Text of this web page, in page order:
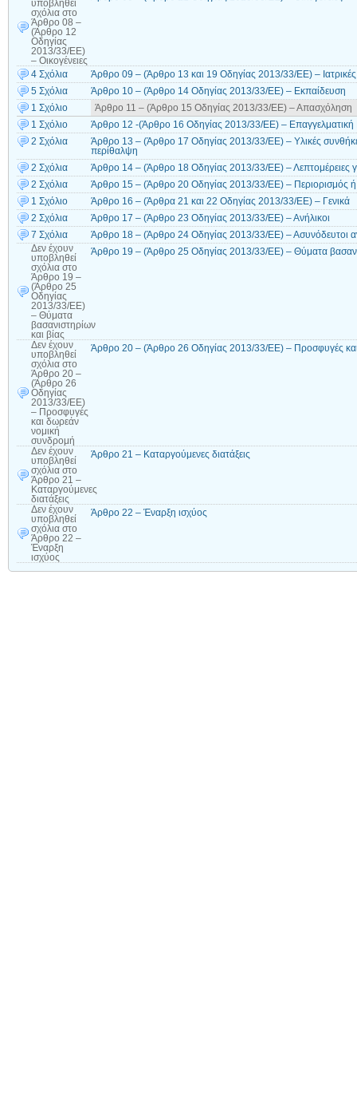
υποβληθεί
σχόλια στο
Άρθρο 08 –
(Άρθρο 12
Οδηγίας
2013/33/ΕE)
– Οικογένειες
4 Σχόλια
Άρθρο 09 – (Άρθρο 13 και 19 Οδηγίας 2013/33/ΕΕ) – Ιατρικές
5 Σχόλια
Άρθρο 10 – (Άρθρο 14 Οδηγίας 2013/33/ΕΕ) – Εκπαίδευση
1 Σχόλιο
Άρθρο 11 – (Άρθρο 15 Οδηγίας 2013/33/ΕΕ) – Απασχόληση
1 Σχόλιο
Άρθρο 12 -(Άρθρο 16 Οδηγίας 2013/33/ΕΕ) – Επαγγελματική
2 Σχόλια
Άρθρο 13 – (Άρθρο 17 Οδηγίας 2013/33/ΕΕ) – Υλικές
περίθαλψη
2 Σχόλια
Άρθρο 14 – (Άρθρο 18 Οδηγίας 2013/33/ΕΕ) – Λεπτομέρειες
2 Σχόλια
Άρθρο 15 – (Άρθρο 20 Οδηγίας 2013/33/ΕΕ) – Περιορισμός
1 Σχόλιο
Άρθρο 16 – (Άρθρα 21 και 22 Οδηγίας 2013/33/ΕΕ) – Γενικά
2 Σχόλια
Άρθρο 17 – (Άρθρο 23 Οδηγίας 2013/33/ΕΕ) – Ανήλικοι
7 Σχόλια
Άρθρο 18 – (Άρθρο 24 Οδηγίας 2013/33/ΕΕ) – Ασυνόδευτοι
Δεν έχουν
υποβληθεί
σχόλια στο
Άρθρο 19 –
(Άρθρο 25
Οδηγίας
2013/33/ΕΕ)
– Θύματα
βασανιστηρίων
και βίας
Άρθρο 19 – (Άρθρο 25 Οδηγίας 2013/33/ΕΕ) – Θύματα
Δεν έχουν
υποβληθεί
σχόλια στο
Άρθρο 20 –
(Άρθρο 26
Οδηγίας
2013/33/ΕΕ)
– Προσφυγές
και δωρεάν
νομική
συνδρομή
Άρθρο 20 – (Άρθρο 26 Οδηγίας 2013/33/ΕΕ) – Προσφυγές
Δεν έχουν
υποβληθεί
σχόλια στο
Άρθρο 21 –
Καταργούμενες
διατάξεις
Άρθρο 21 – Καταργούμενες διατάξεις
Δεν έχουν
υποβληθεί
σχόλια στο
Άρθρο 22 –
Έναρξη
ισχύος
Άρθρο 22 – Έναρξη ισχύος